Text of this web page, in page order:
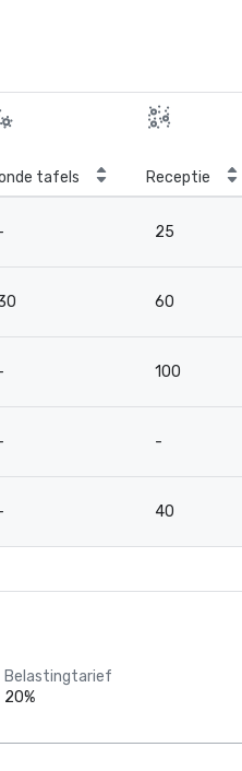
tafels Receptie
25
60
100
-
40
Belastingtarief
20%